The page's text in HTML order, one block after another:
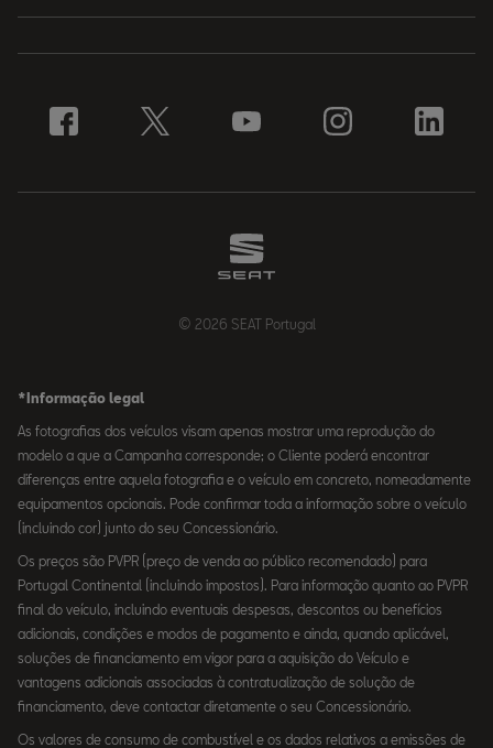
© 2026 SEAT Portugal
*Informação legal
As fotografias dos veículos visam apenas mostrar uma reprodução do
modelo a que a Campanha corresponde; o Cliente poderá encontrar
diferenças entre aquela fotografia e o veículo em concreto, nomeadamente
equipamentos opcionais. Pode confirmar toda a informação sobre o veículo
(incluindo cor) junto do seu Concessionário.
Os preços são PVPR (preço de venda ao público recomendado) para
Portugal Continental (incluindo impostos). Para informação quanto ao PVPR
final do veículo, incluindo eventuais despesas, descontos ou benefícios
adicionais, condições e modos de pagamento e ainda, quando aplicável,
soluções de financiamento em vigor para a aquisição do Veículo e
vantagens adicionais associadas à contratualização de solução de
financiamento, deve contactar diretamente o seu Concessionário.
Os valores de consumo de combustível e os dados relativos a emissões de